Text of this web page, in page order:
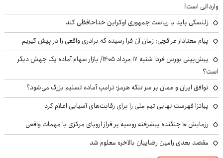
وارداتی است!
زلنسکی باید با ریاست جمهوری اوکراین خداحافظی کند
پیام معنادار عراقچی: زمان آن فرا رسیده که برادری واقعی را در پیش گیریم
پیش‌بینی بورس فردا شنبه ۱۷ مرداد ۱۴۰۵/ بازار سهام آماده یک جهش دیگر
است؟
توافق ایران و عمان بر سر تنگه هرمز؛ ترامپ آماده تسلیم بزرگ می‌شود؟
پیاتزا فهرست نهایی تیم ملی را برای رقابت‌های آسیایی اعلام کرد
رزمایش ۱۰ جنگنده پیشرفته روسیه بر فراز اروپای مرکزی با مهمات واقعی
مقصد بعدی رامین رضاییان بالاخره معلوم شد